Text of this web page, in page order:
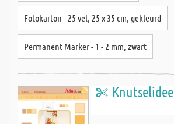
Fotokarton - 25 vel, 25 x 35 cm, gekleurd
Permanent Marker - 1 - 2 mm, zwart
Knutselidee